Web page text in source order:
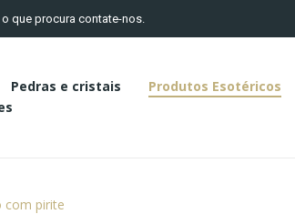
que procura contate-nos.
Pedras e cristais Produtos Esotéricos
com pirite